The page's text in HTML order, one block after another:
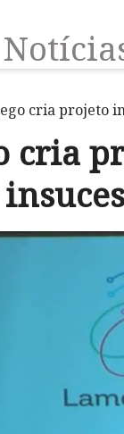
cria projeto
cria